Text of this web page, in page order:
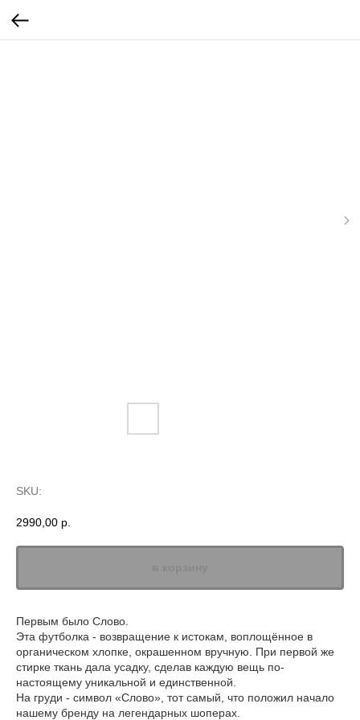
SKU:
2990,00 р.
Первым было Слово.
Эта футболка - возвращение к истокам, воплощённое в
органическом хлопке, окрашенном вручную. При первой же
стирке ткань дала усадку, сделав каждую вещь по-
настоящему уникальной и единственной.
На груди - символ «Слово», тот самый, что положил начало
нашему бренду на легендарных шоперах.